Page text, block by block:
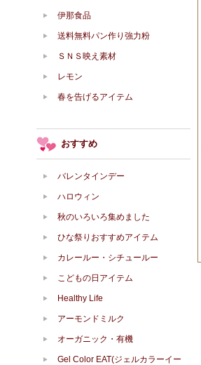
伊那食品
送料無料パン作り強力粉
ＳＮＳ映え素材
レモン
春を告げるアイテム
おすすめ
バレンタインデー
ハロウィン
秋のいろいろ集めました
ひな祭りおすすめアイテム
カレールー・シチュールー
こどもの日アイテム
Healthy Life
アーモンドミルク
オーガニック・有機
Gel Color EAT(ジェルカラーイー